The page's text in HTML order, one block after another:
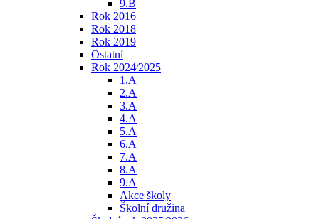
9.B
Rok 2016
Rok 2018
Rok 2019
Ostatní
Rok 2024⁄2025
1.A
2.A
3.A
4.A
5.A
6.A
7.A
8.A
9.A
Akce školy
Školní družina